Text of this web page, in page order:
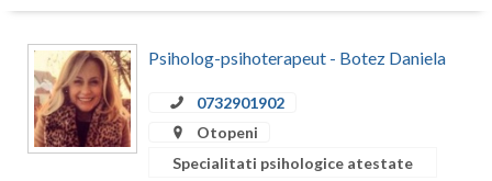
Cluj
Constanta
Covasna
Psiholog-psihoterapeut - Botez Daniela
0732901902
Otopeni
Specialitati psihologice atestate